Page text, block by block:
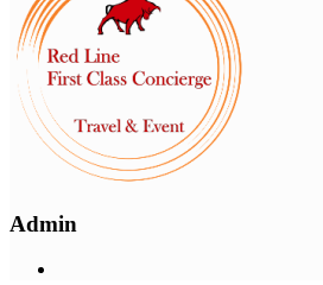
Admin